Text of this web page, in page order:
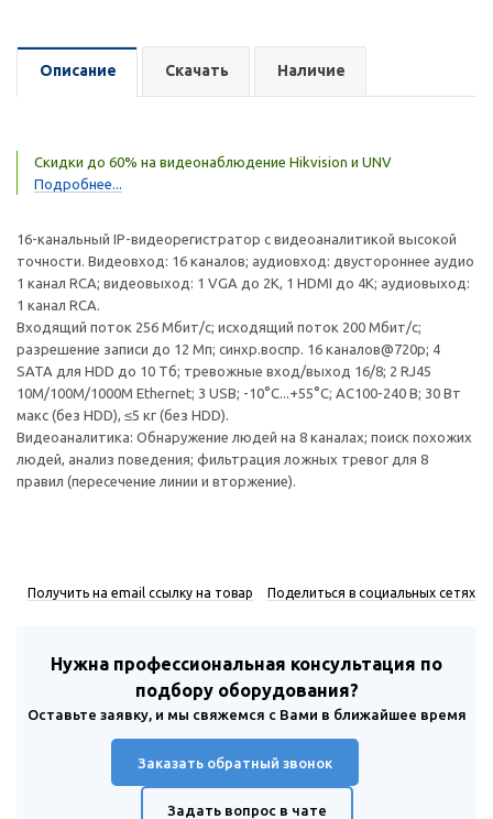
Описание Скачать Наличие
Скидки до 60% на видеонаблюдение Hikvision и UNV
Подробнее...
16-канальный IP-видеорегистратор с видеоаналитикой высокой
точности. Видеовход: 16 каналов; аудиовход: двустороннее аудио
1 канал RCA; видеовыход: 1 VGA до 2K, 1 HDMI до 4К; аудиовыход:
1 канал RCA.
Входящий поток 256 Мбит/с; исходящий поток 200 Мбит/с;
разрешение записи до 12 Мп; синхр.воспр. 16 каналов@720р; 4
SATA для HDD до 10 Тб; тревожные вход/выход 16/8; 2 RJ45
10M/100M/1000M Ethernet; 3 USB; -10°C...+55°C; АC100-240 В; 30 Вт
макс (без HDD), ≤5 кг (без HDD).
Видеоаналитика: Обнаружение людей на 8 каналах; поиск похожих
людей, анализ поведения; фильтрация ложных тревог для 8
правил (пересечение линии и вторжение).
Получить на email ссылку на товар Поделиться в социальных сетях
Нужна профессиональная консультация по
подбору оборудования?
Оставьте заявку, и мы свяжемся с Вами в ближайшее время
Заказать обратный звонок
Задать вопрос в чате